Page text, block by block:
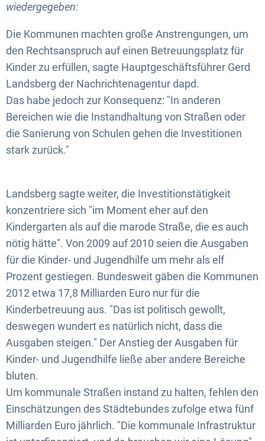
wiedergegeben:
Die Kommunen machten große Anstrengungen, um
den Rechtsanspruch auf einen Betreuungsplatz für
Kinder zu erfüllen, sagte Hauptgeschäftsführer Gerd
Landsberg der Nachrichtenagentur dapd.
Das habe jedoch zur Konsequenz: "In anderen
Bereichen wie die Instandhaltung von Straßen oder
die Sanierung von Schulen gehen die Investitionen
stark zurück."
Landsberg sagte weiter, die Investitionstätigkeit
konzentriere sich "im Moment eher auf den
Kindergarten als auf die marode Straße, die es auch
nötig hätte". Von 2009 auf 2010 seien die Ausgaben
für die Kinder- und Jugendhilfe um mehr als elf
Prozent gestiegen. Bundesweit gäben die Kommunen
2012 etwa 17,8 Milliarden Euro nur für die
Kinderbetreuung aus. "Das ist politisch gewollt,
deswegen wundert es natürlich nicht, dass die
Ausgaben steigen." Der Anstieg der Ausgaben für
Kinder- und Jugendhilfe ließe aber andere Bereiche
bluten.
Um kommunale Straßen instand zu halten, fehlen den
Einschätzungen des Städtebundes zufolge etwa fünf
Milliarden Euro jährlich. "Die kommunale Infrastruktur